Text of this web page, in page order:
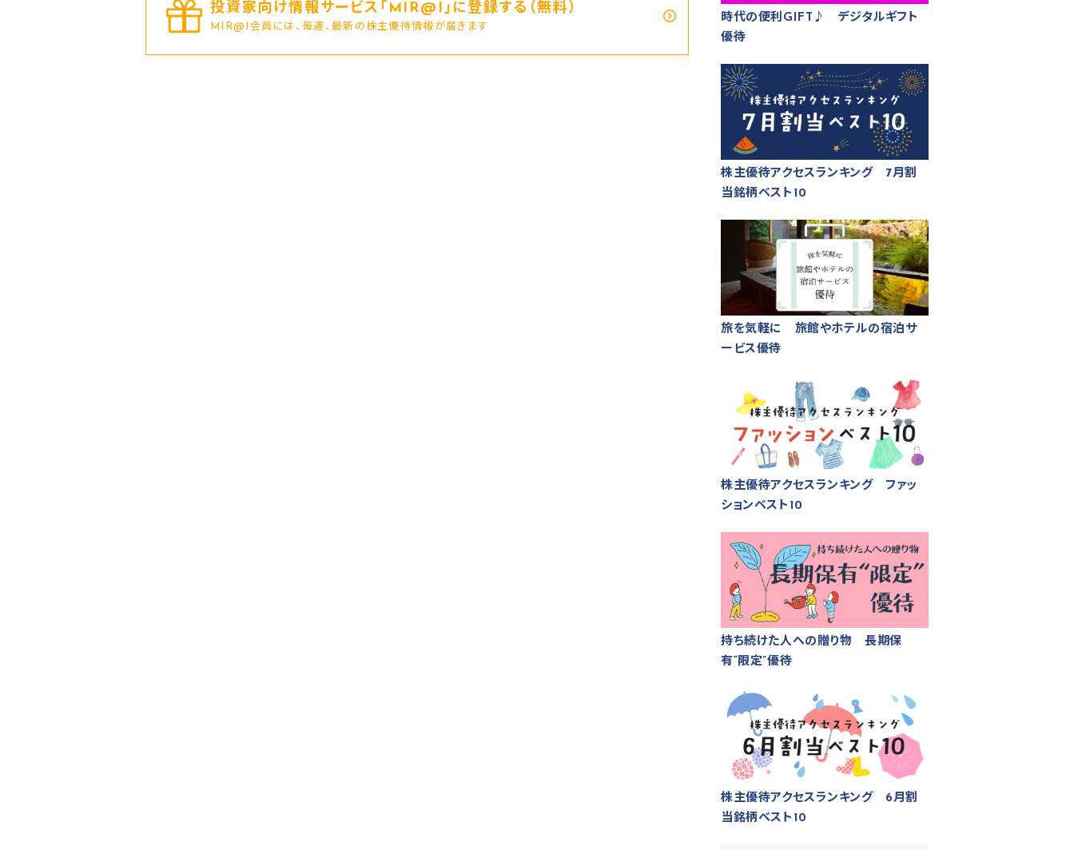
投資家向け情報サービス｢MIR@I｣に登録する（無料）
MIR@I会員には、毎週、最新の株主優待情報が届きます
時代の便利GIFT♪ デジタルギフト
優待
株主優待アクセスランキング 7月割
当銘柄ベスト10
旅を気軽に 旅館やホテルの宿泊サ
ービス優待
株主優待アクセスランキング ファッ
ションベスト10
持ち続けた人への贈り物 長期保
有“限定”優待
株主優待アクセスランキング 6月割
当銘柄ベスト10